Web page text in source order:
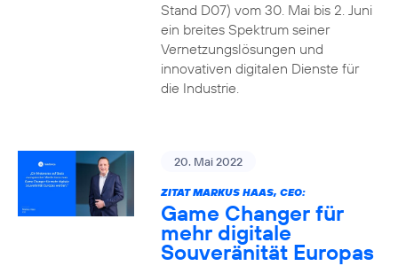
Stand D07) vom 30. Mai bis 2. Juni
ein breites Spektrum seiner
Vernetzungslösungen und
innovativen digitalen Dienste für
die Industrie.
20. Mai 2022
ZITAT MARKUS HAAS, CEO:
Game Changer für
mehr digitale
Souveränität Europas